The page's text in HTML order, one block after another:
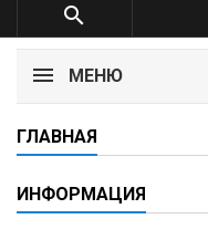

МЕНЮ
ГЛАВНАЯ
ИНФОРМАЦИЯ